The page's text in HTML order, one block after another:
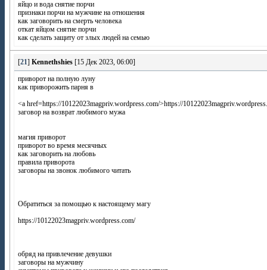
яйцо и вода снятие порчи
признаки порчи на мужчине на отношения
как заговорить на смерть человека
откат яйцом снятие порчи
как сделать защиту от злых людей на семью
21 Kennethshies [15 Дек 2023, 06:00]
приворот на полную луну
как приворожить парня в
<a href=https://10122023magpriv.wordpress.com/>https://
заговор на возврат любимого мужа
магия приворот
приворот во время месячных
как заговорить на любовь
правила приворота
заговоры на звонок любимого читать
Обратиться за помощью к настоящему магу
https://10122023magpriv.wordpress.com/
обряд на привлечение девушки
заговоры на мужчину